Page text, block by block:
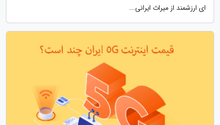
ای ارزشمند از میراث ایرانی...